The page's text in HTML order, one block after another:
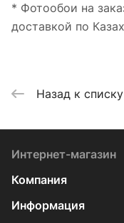
* Фотообои на
доставкой по
Назад к списку
Интернет-магазин
Компания
Информация